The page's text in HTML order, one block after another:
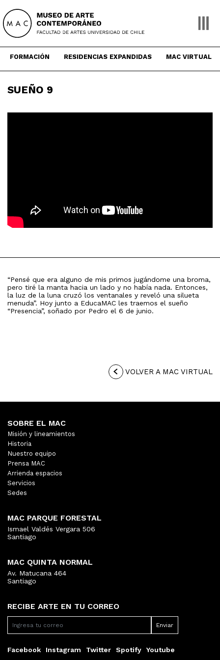
content
FORMACIÓN RESIDENCIAS EXPANDIDAS MAC VIRTUAL
SUEÑO 9
“Pensé que era alguno de mis primos jugándome una broma,
pero tiré la manta hacia un lado y no había nada. Entonces,
la luz de la luna cruzó los ventanales y reveló una silueta
menuda”. Hoy junto a EducaMAC les traemos el sueño
“Presencia”, soñado por Pedro el 6 de junio.
VOLVER A MAC VIRTUAL
RECIBE ARTE EN TU CORREO
Facebook Instagram Twitter Spotify Youtube
SOBRE EL MAC
Misión y lineamientos
Historia
Nuestro equipo
Prensa MAC
Arrienda espacios
Servicios
Sedes
MAC PARQUE FORESTAL
Ismael Valdés Vergara 506
Santiago
MAC QUINTA NORMAL
Av. Matucana 464
Santiago